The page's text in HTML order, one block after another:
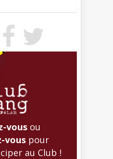
vous ou
vous pour
au Club !